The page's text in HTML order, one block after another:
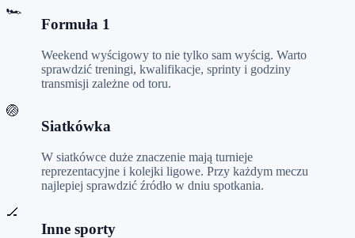
🏎️
Formuła 1
Weekend wyścigowy to nie tylko sam wyścig. Warto
sprawdzić treningi, kwalifikacje, sprinty i godziny
transmisji zależne od toru.
🏐
Siatkówka
W siatkówce duże znaczenie mają turnieje
reprezentacyjne i kolejki ligowe. Przy każdym meczu
najlepiej sprawdzić źródło w dniu spotkania.
🏒
Inne sporty